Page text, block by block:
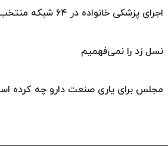
اجرای پزشکی خانواده در ۶۴ شبکه منتخب کشور تا پایان سال
نسل زد را نمی‌فهمیم
مجلس برای یاری صنعت دارو چه کرده